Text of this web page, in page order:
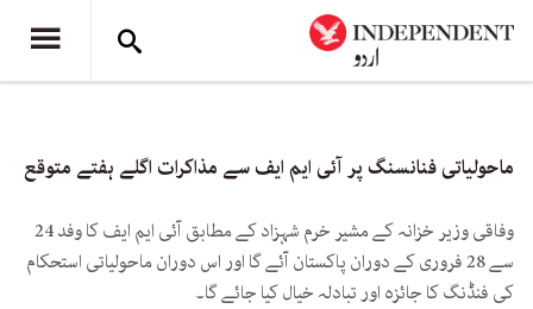
ماحولیاتی فنانسنگ پر آئی ایم ایف سے مذاکرات اگلے ہفتے متوقع
وفاقی وزیر خزانہ کے مشیر خرم شہزاد کے مطابق آئی ایم ایف کا وفد 24
سے 28 فروری کے دوران پاکستان آئے گا اور اس دوران ماحولیاتی استحکام
کی فنڈنگ کا جائزہ اور تبادلہ خیال کیا جائے گا۔